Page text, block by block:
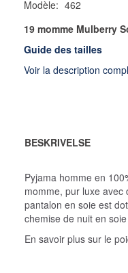
Modèle: 462
19 momme Mulberry
Guide des tailles
Voir la description
BESKRIVELSE
Pyjama homme en
momme, pur luxe avec
pantalon en soie est
chemise de nuit en
En savoir plus sur le